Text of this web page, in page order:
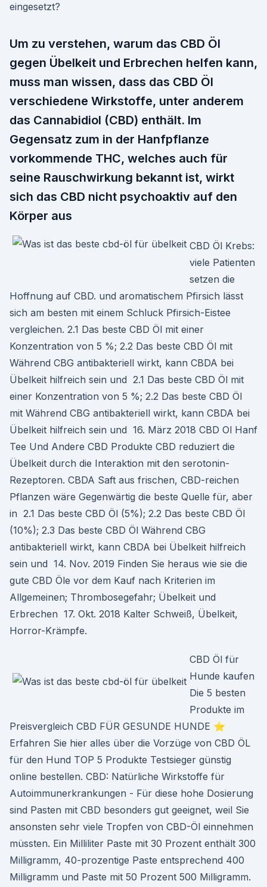
eingesetzt?
Um zu verstehen, warum das CBD Öl
gegen Übelkeit und Erbrechen helfen kann,
muss man wissen, dass das CBD Öl
verschiedene Wirkstoffe, unter anderem
das Cannabidiol (CBD) enthält. Im
Gegensatz zum in der Hanfpflanze
vorkommende THC, welches auch für
seine Rauschwirkung bekannt ist, wirkt
sich das CBD nicht psychoaktiv auf den
Körper aus
CBD Öl Krebs:
viele Patienten
setzen die
Hoffnung auf CBD. und aromatischem Pfirsich lässt
sich am besten mit einem Schluck Pfirsich-Eistee
vergleichen. 2.1 Das beste CBD Öl mit einer
Konzentration von 5 %; 2.2 Das beste CBD Öl mit
Während CBG antibakteriell wirkt, kann CBDA bei
Übelkeit hilfreich sein und 2.1 Das beste CBD Öl mit
einer Konzentration von 5 %; 2.2 Das beste CBD Öl
mit Während CBG antibakteriell wirkt, kann CBDA bei
Übelkeit hilfreich sein und 16. März 2018 CBD Ol Hanf
Tee Und Andere CBD Produkte CBD reduziert die
Übelkeit durch die Interaktion mit den serotonin-
Rezeptoren. CBDA Saft aus frischen, CBD-reichen
Pflanzen wäre Gegenwärtig die beste Quelle für, aber
in 2.1 Das beste CBD Öl (5%); 2.2 Das beste CBD Öl
(10%); 2.3 Das beste CBD Öl Während CBG
antibakteriell wirkt, kann CBDA bei Übelkeit hilfreich
sein und 14. Nov. 2019 Finden Sie heraus wie sie die
gute CBD Öle vor dem Kauf nach Kriterien im
Allgemeinen; Thrombosegefahr; Übelkeit und
Erbrechen 17. Okt. 2018 Kalter Schweiß, Übelkeit,
Horror-Krämpfe.
CBD Öl für
Hunde kaufen
Die 5 besten
Produkte im
Preisvergleich CBD FÜR GESUNDE HUNDE ⭐
Erfahren Sie hier alles über die Vorzüge von CBD ÖL
für den Hund TOP 5 Produkte Testsieger günstig
online bestellen. CBD: Natürliche Wirkstoffe für
Autoimmunerkrankungen - Für diese hohe Dosierung
sind Pasten mit CBD besonders gut geeignet, weil Sie
ansonsten sehr viele Tropfen von CBD-Öl einnehmen
müssten. Ein Milliliter Paste mit 30 Prozent enthält 300
Milligramm, 40-prozentige Paste entsprechend 400
Milligramm und Paste mit 50 Prozent 500 Milligramm.